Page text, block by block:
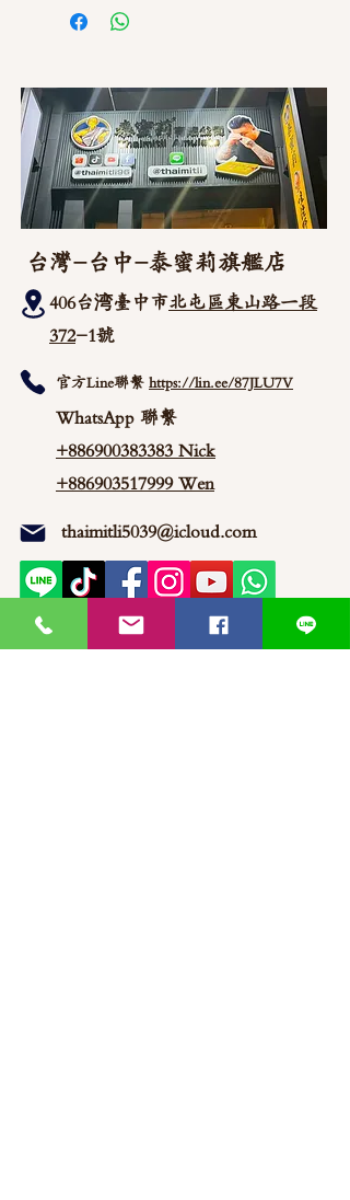
台灣-台中-泰蜜莉旗艦店
406台湾臺中市北屯區東山路一段
372-1號
官方Line聯繫 https://lin.ee/87JLU7V
WhatsApp 聯繫
+886900383383 Nick
+886903517999 Wen
thaimitli5039@icloud.com